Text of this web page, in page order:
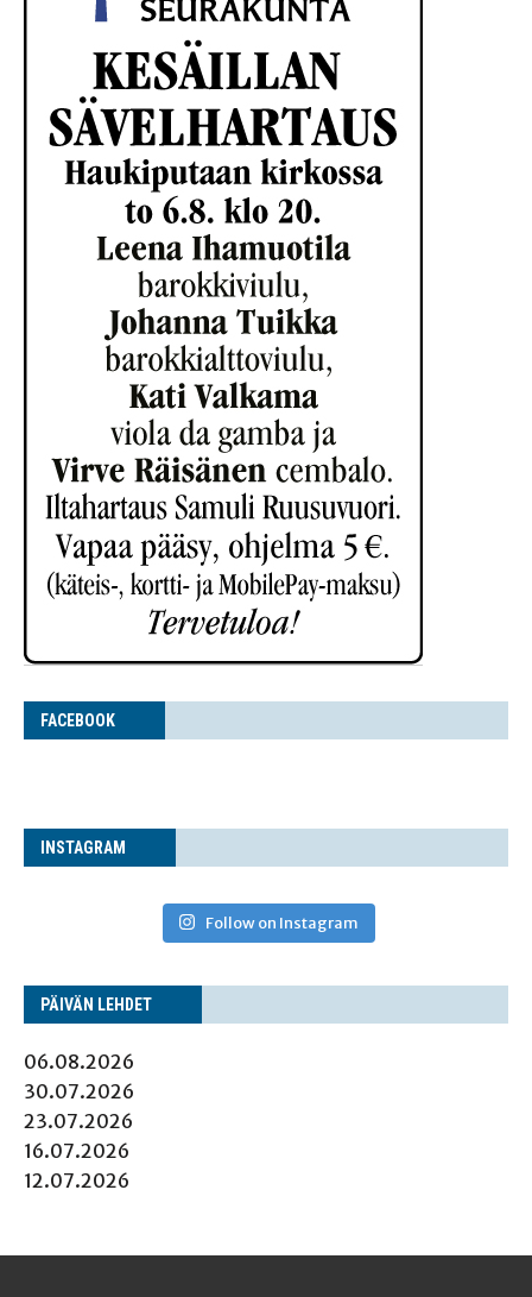
FACE­BOOK
INS­TA­GRAM
Follow on Instagram
PÄI­VÄN LEHDET
06.08.2026
30.07.2026
23.07.2026
16.07.2026
12.07.2026